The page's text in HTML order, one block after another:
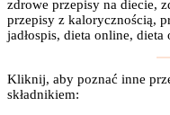
zdrowe przepisy na diecie,
przepisy z kalorycznością,
jadłospis, dieta online, dieta
Kliknij, aby poznać inne
składnikiem: